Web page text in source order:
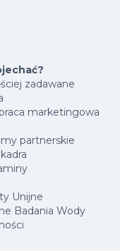
zadawane
marketingowa
partnerskie
Unijne
Badania Wody